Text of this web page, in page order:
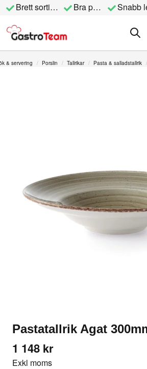
Brett sortiment Bra priser Snabb
& servering Porslin Tallrikar Pasta & salladstallrik
Pastatallrik Agat
1 148 kr
Exkl moms